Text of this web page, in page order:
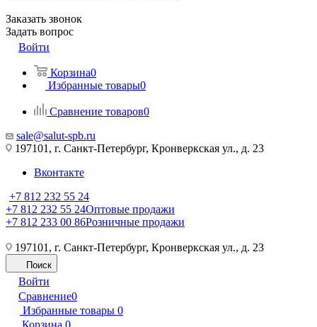
Заказать звонок
Задать вопрос
Войти
Корзина0
Избранные товары0
Сравнение товаров0
sale@salut-spb.ru
197101, г. Санкт-Петербург, Кронверкская ул., д. 23
Вконтакте
+7 812 232 55 24
+7 812 232 55 24Оптовые продажи
+7 812 233 00 86Розничные продажи
197101, г. Санкт-Петербург, Кронверкская ул., д. 23
Поиск
Войти
Сравнение0
Избранные товары 0
Корзина 0